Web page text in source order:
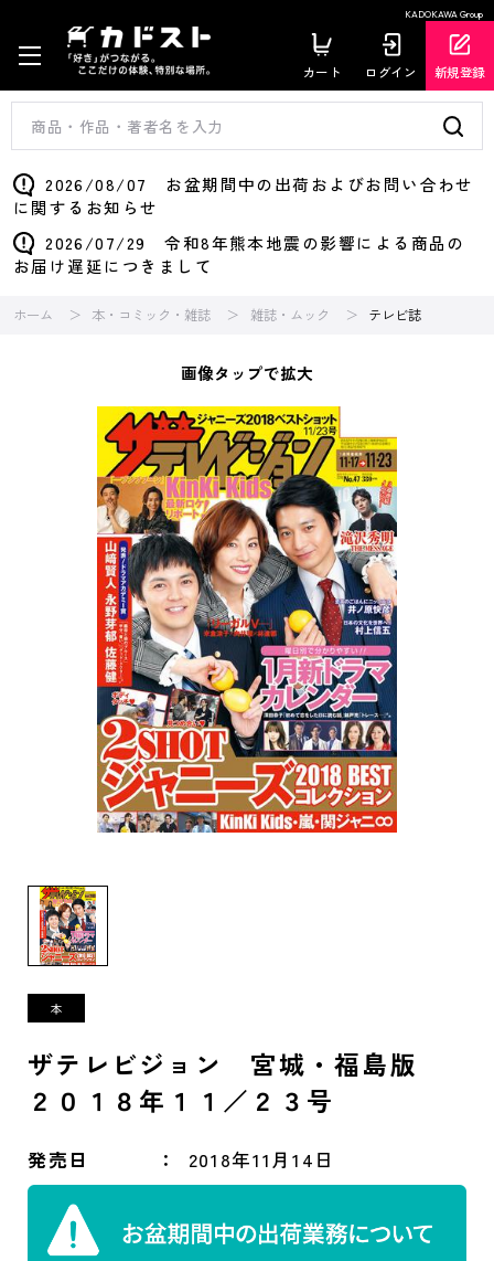
KADOKAWA Group
カート ログイン 新規登録
2026/08/07 お盆期間中の出荷およびお問い合わせ
に関するお知らせ
2026/07/29 令和8年熊本地震の影響による商品の
お届け遅延につきまして
ホーム 本・コミック・雑誌 雑誌・ムック テレビ誌
画像タップで拡大
ザテレビジョン 宮城・福島版
２０１８年１１／２３号
発売日 2018年11月14日